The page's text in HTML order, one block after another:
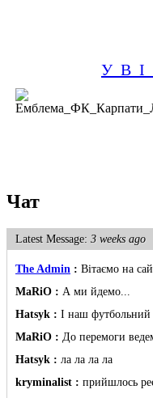
Чат
Latest Message: 3 weeks ago
The Admin : Вітаємо на
MaRiO : А ми йдемо...
Hatsyk : І наш футбольний
MaRiO : До перемоги
Hatsyk : ла ла ла ла
kryminalist : прийшлось